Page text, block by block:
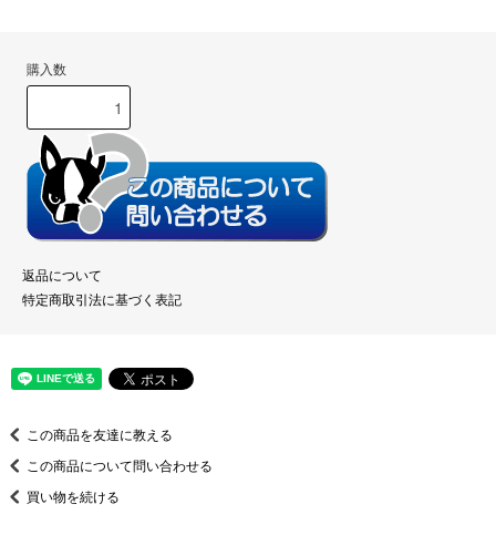
購入数
返品について
特定商取引法に基づく表記
この商品を友達に教える
この商品について問い合わせる
買い物を続ける